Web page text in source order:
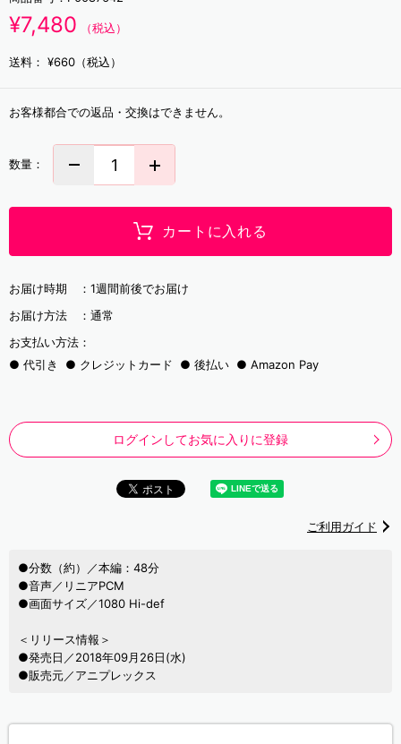
¥7,480 （税込）
送料： ¥660（税込）
お客様都合での返品・交換はできません。
数量：
カートに入れる
お届け時期 ： 1週間前後でお届け
お届け方法 ： 通常
お支払い方法：
代引き
クレジットカード 後払い Amazon Pay
ログインしてお気に入りに登録
ご利用ガイド
●分数（約）／本編：48分
●音声／リニアPCM
●画面サイズ／1080 Hi-def
＜リリース情報＞
●発売日／2018年09月26日(水)
●販売元／アニプレックス